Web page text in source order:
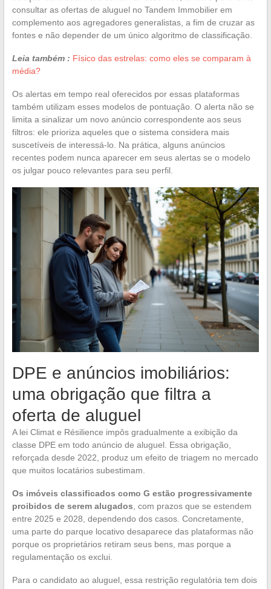
consultar as ofertas de aluguel no Tandem Immobilier em
complemento aos agregadores generalistas, a fim de cruzar as
fontes e não depender de um único algoritmo de classificação.
Leia também : Físico das estrelas: como eles se comparam à
média?
Os alertas em tempo real oferecidos por essas plataformas
também utilizam esses modelos de pontuação. O alerta não se
limita a sinalizar um novo anúncio correspondente aos seus
filtros: ele prioriza aqueles que o sistema considera mais
suscetíveis de interessá-lo. Na prática, alguns anúncios
recentes podem nunca aparecer em seus alertas se o modelo
os julgar pouco relevantes para seu perfil.
DPE e anúncios imobiliários:
uma obrigação que filtra a
oferta de aluguel
A lei Climat e Résilience impôs gradualmente a exibição da
classe DPE em todo anúncio de aluguel. Essa obrigação,
reforçada desde 2022, produz um efeito de triagem no mercado
que muitos locatários subestimam.
Os imóveis classificados como G estão progressivamente
proibidos de serem alugados , com prazos que se estendem
entre 2025 e 2028, dependendo dos casos. Concretamente,
uma parte do parque locativo desaparece das plataformas não
porque os proprietários retiram seus bens, mas porque a
regulamentação os exclui.
Para o candidato ao aluguel, essa restrição regulatória tem dois